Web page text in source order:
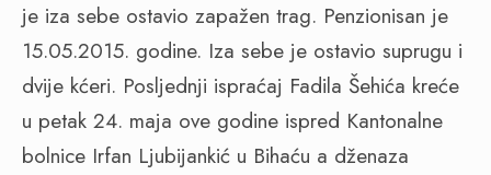
je iza sebe ostavio zapažen trag. Penzionisan je
15.05.2015. godine. Iza sebe je ostavio suprugu i
dvije kćeri. Posljednji ispraćaj Fadila Šehića kreće
u petak 24. maja ove godine ispred Kantonalne
bolnice Irfan Ljubijankić u Bihaću a dženaza